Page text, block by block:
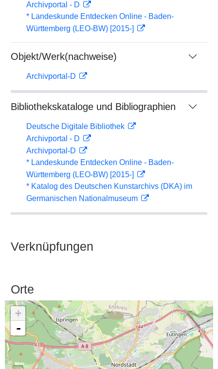
Archivportal - D
* Landeskunde Entdecken Online - Baden-
Württemberg (LEO-BW) [2015-]
Objekt/Werk(nachweise)
Archivportal-D
Bibliothekskataloge und Bibliographien
Deutsche Digitale Bibliothek
Archivportal - D
Archivportal-D
* Landeskunde Entdecken Online - Baden-
Württemberg (LEO-BW) [2015-]
* Katalog des Deutschen Kunstarchivs (DKA) im
Germanischen Nationalmuseum
Verknüpfungen
Orte
+
-